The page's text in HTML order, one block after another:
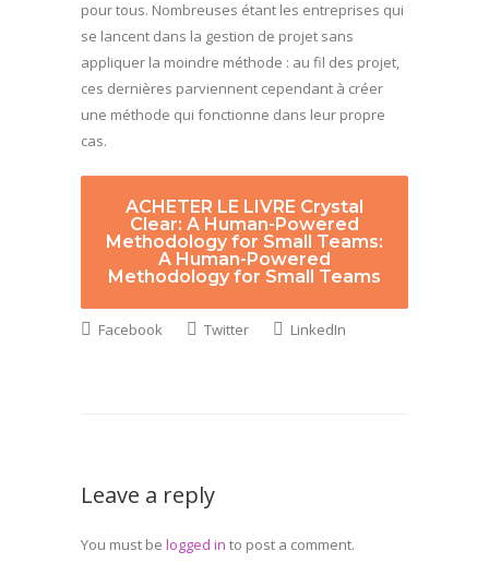
pour tous. Nombreuses étant les entreprises qui
se lancent dans la gestion de projet sans
appliquer la moindre méthode : au fil des projet,
ces dernières parviennent cependant à créer
une méthode qui fonctionne dans leur propre
cas.
ACHETER LE LIVRE Crystal
Clear: A Human-Powered
Methodology for Small Teams:
A Human-Powered
Methodology for Small Teams
Facebook Twitter LinkedIn
Leave a reply
You must be logged in to post a comment.